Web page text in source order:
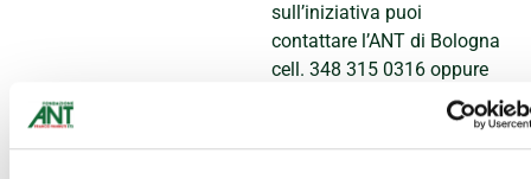
sull’iniziativa puoi
contattare l’ANT di Bologna
cell. 348 315 0316 oppure
promozione.nazionale@ant.it